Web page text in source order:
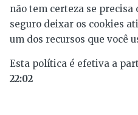
não tem certeza se precisa
seguro deixar os cookies
um dos recursos que você
Esta política é efetiva a
22:02